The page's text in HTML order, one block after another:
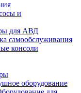
и
для АВД
самообслуживания
консоли
оборудование